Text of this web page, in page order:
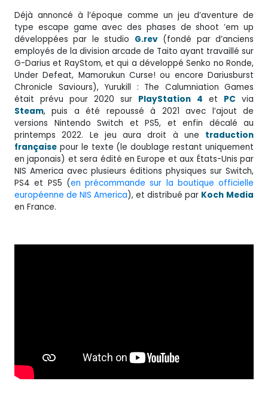
Déjà annoncé à l’époque comme un jeu d’aventure de
type escape game avec des phases de shoot ’em up
développées par le studio G.rev(fondé par d’anciens
employés de la division arcade de Taito ayant travaillé sur
G-Darius et RayStom, et qui a développé Senko no Ronde,
Under Defeat, Mamorukun Curse! ou encore Dariusburst
Chronicle Saviours), Yurukill : The Calumniation Games
était prévu pour 2020 sur PlayStation 4 et PC via
Steam, puis a été repoussé à 2021 avec l’ajout de
versions Nintendo Switch et PS5, et enfin décalé au
printemps 2022. Le jeu aura droit à une traduction
française pour le texte (le doublage restant uniquement
en japonais) et sera édité en Europe et aux États-Unis par
NIS America avec plusieurs éditions physiques sur Switch,
PS4 et PS5 (en précommande sur la boutique officielle
européenne de NIS America), et distribué par Koch Media
en France.